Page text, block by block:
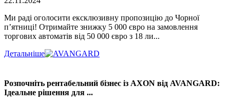
Ми раді оголосити ексклюзивну пропозицію до Чорної
п’ятниці! Отримайте знижку 5 000 євро на замовлення
торгових автоматів від 50 000 євро з 18 ли...
Детальніше
Розпочніть рентабельний бізнес із AXON від AVANGARD:
Ідеальне рішення для ...